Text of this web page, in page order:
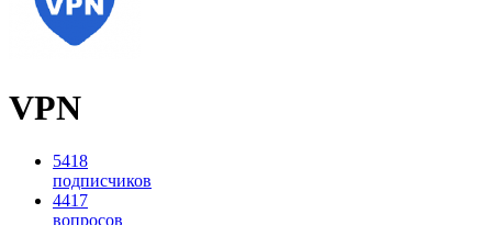
VPN
5418
подписчиков
4417
вопросов